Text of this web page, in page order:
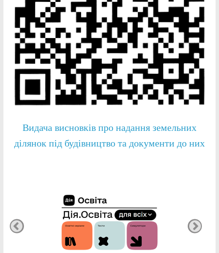
Видача висновків про надання земельних
ділянок під будівництво та документи до них